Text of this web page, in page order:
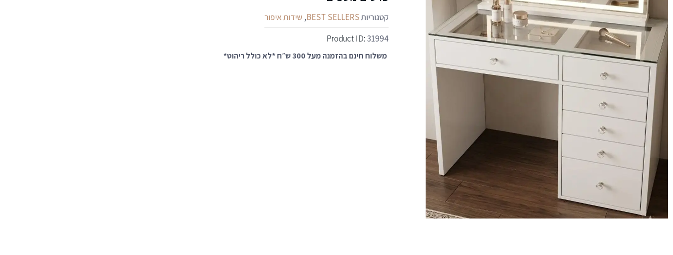
קטגוריותBEST SELLERS
, שידות איפור
Product ID:31994
משלוח חינם בהזמנה מעל 300 ש״ח *לא כולל ריהוט*